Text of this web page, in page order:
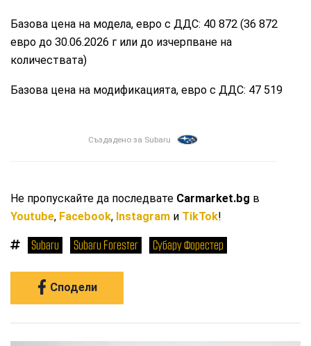
Базова цена на модела, евро с ДДС: 40 872 (36 872
евро до 30.06.2026 г или до изчерпване на
количествата)
Базова цена на модификацията, евро с ДДС: 47 519
Създадено за Subaru
Не пропускайте да последвате Carmarket.bg в
Youtube, Facebook, Instagram и TikTok!
Subaru Subaru Forester Субару Форестер
Сподели